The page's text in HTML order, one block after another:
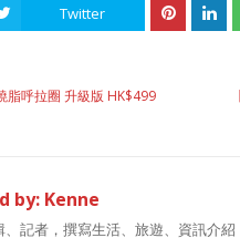
Twitter
脂呼拉圈 升級版 HK$499
by: Kenne
、記者，撰寫生活、旅遊、資訊介